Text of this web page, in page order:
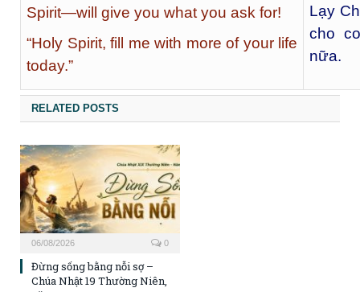
Spirit—will give you what you ask for!
“Holy Spirit, fill me with more of your life
today.”
Lạy
cho
nữa.
RELATED POSTS
06/08/2026 0
Đừng sống bằng nỗi sợ –
Chúa Nhật 19 Thường Niên,